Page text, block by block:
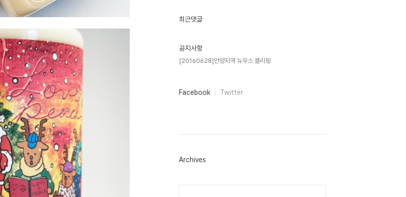
인
최근댓글
공지사항
[20160628]안양지역 뉴우스 클리핑
페
그
Facebook Twitter
Archives